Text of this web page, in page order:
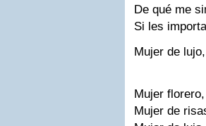
De qué me
Si les
Mujer de lujo,
Mujer florero,
Mujer de